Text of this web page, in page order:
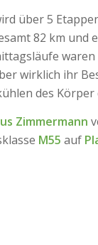
über 5
82 km und
wirklich ihr
des Körper
Zimmermann
M55 auf